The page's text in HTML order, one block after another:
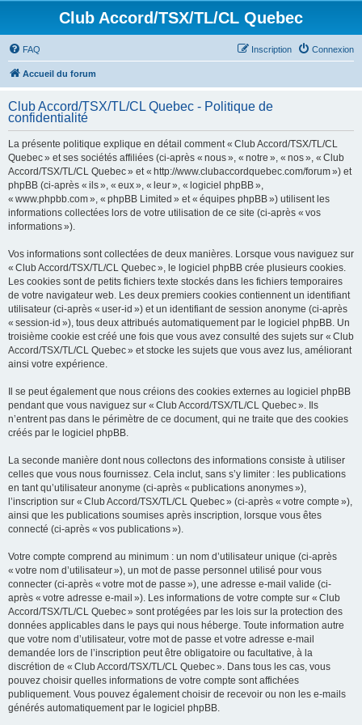
Club Accord/TSX/TL/CL Quebec
FAQ Connexion
Inscription
Accueil du forum
Club Accord/TSX/TL/CL Quebec - Politique de
confidentialité
La présente politique explique en détail comment « Club Accord/TSX/TL/CL
Quebec » et ses sociétés affiliées (ci-après « nous », « notre », « nos », « Club
Accord/TSX/TL/CL Quebec » et « http://www.clubaccordquebec.com/forum ») et
phpBB (ci-après « ils », « eux », « leur », « logiciel phpBB »,
« www.phpbb.com », « phpBB Limited » et « équipes phpBB ») utilisent les
informations collectées lors de votre utilisation de ce site (ci-après « vos
informations »).
Vos informations sont collectées de deux manières. Lorsque vous naviguez sur
« Club Accord/TSX/TL/CL Quebec », le logiciel phpBB crée plusieurs cookies.
Les cookies sont de petits fichiers texte stockés dans les fichiers temporaires
de votre navigateur web. Les deux premiers cookies contiennent un identifiant
utilisateur (ci-après « user-id ») et un identifiant de session anonyme (ci-après
« session-id »), tous deux attribués automatiquement par le logiciel phpBB. Un
troisième cookie est créé une fois que vous avez consulté des sujets sur « Club
Accord/TSX/TL/CL Quebec » et stocke les sujets que vous avez lus, améliorant
ainsi votre expérience.
Il se peut également que nous créions des cookies externes au logiciel phpBB
pendant que vous naviguez sur « Club Accord/TSX/TL/CL Quebec ». Ils
n’entrent pas dans le périmètre de ce document, qui ne traite que des cookies
créés par le logiciel phpBB.
La seconde manière dont nous collectons des informations consiste à utiliser
celles que vous nous fournissez. Cela inclut, sans s’y limiter : les publications
en tant qu’utilisateur anonyme (ci-après « publications anonymes »),
l’inscription sur « Club Accord/TSX/TL/CL Quebec » (ci-après « votre compte »),
ainsi que les publications soumises après inscription, lorsque vous êtes
connecté (ci-après « vos publications »).
Votre compte comprend au minimum : un nom d’utilisateur unique (ci-après
« votre nom d’utilisateur »), un mot de passe personnel utilisé pour vous
connecter (ci-après « votre mot de passe »), une adresse e-mail valide (ci-
après « votre adresse e-mail »). Les informations de votre compte sur « Club
Accord/TSX/TL/CL Quebec » sont protégées par les lois sur la protection des
données applicables dans le pays qui nous héberge. Toute information autre
que votre nom d’utilisateur, votre mot de passe et votre adresse e-mail
demandée lors de l’inscription peut être obligatoire ou facultative, à la
discrétion de « Club Accord/TSX/TL/CL Quebec ». Dans tous les cas, vous
pouvez choisir quelles informations de votre compte sont affichées
publiquement. Vous pouvez également choisir de recevoir ou non les e-mails
générés automatiquement par le logiciel phpBB.